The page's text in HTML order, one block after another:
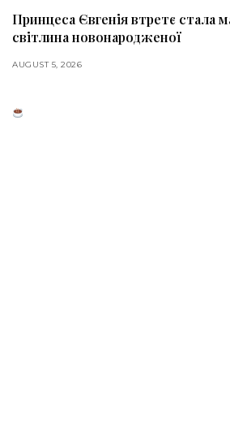
Принцеса Євгенія втретє стала
світлина новонародженої
AUGUST 5, 2026